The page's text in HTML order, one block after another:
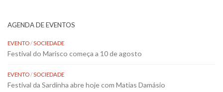
AGENDA DE EVENTOS
EVENTO/SOCIEDADE
Festival do Marisco começa a 10 de agosto
EVENTO/SOCIEDADE
Festival da Sardinha abre hoje com Matias Damásio